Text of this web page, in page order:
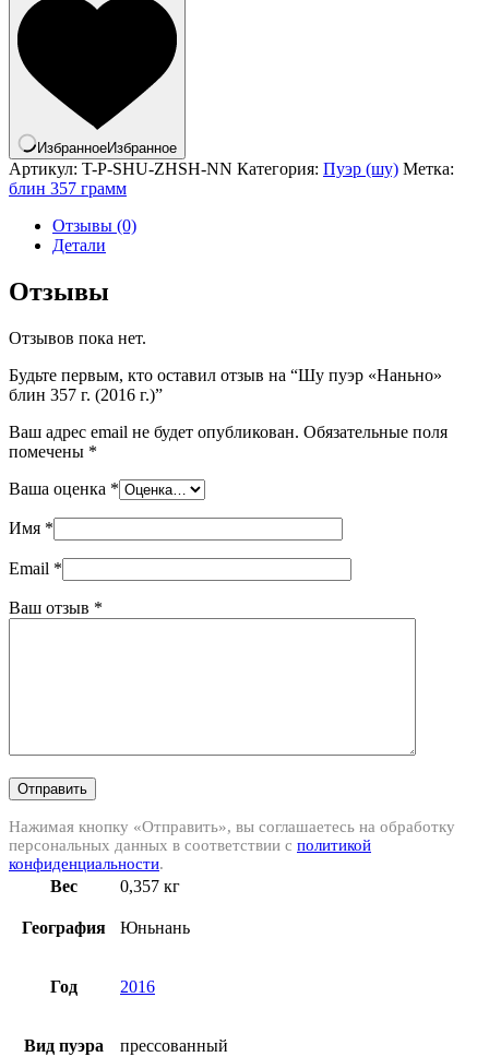
ИзбранноеИзбранное
Артикул: T-P-SHU-ZHSH-NN Категория: Пуэр (шу) Метка:
блин 357 грамм
Отзывы (0)
Детали
Отзывы
Отзывов пока нет.
Будьте первым, кто оставил отзыв на “Шу пуэр «Наньно»
блин 357 г. (2016 г.)”
Ваш адрес email не будет опубликован. Обязательные поля
помечены *
Ваша оценка *
Имя *
Email *
Ваш отзыв *
Отправить
Нажимая кнопку «Отправить», вы соглашаетесь на обработку
персональных данных в соответствии с политикой
конфиденциальности.
Вес 0,357 кг
География Юньнань
Год 2016
Вид пуэра прессованный